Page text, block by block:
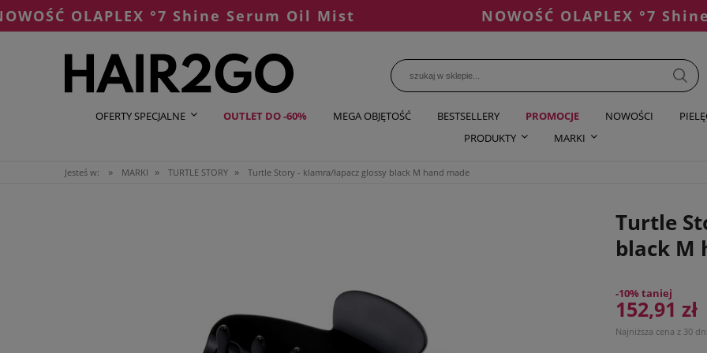
OLAPLEX °7 Shine Serum Oil Mist NOWOŚĆ OLAPLEX °7 Shine
OFERTY SPECJALNE OUTLET DO -60% MEGA OBJĘTOŚĆ BESTSELLERY PROMOCJE NOWOŚCI
PRODUKTY
MARKI
Jesteś w: » MARKI » TURTLE STORY » Turtle Story - klamra/łapacz glossy black M hand made
Turtle
black M
-10% taniej
152,91 zł
Najniższa cena z 30